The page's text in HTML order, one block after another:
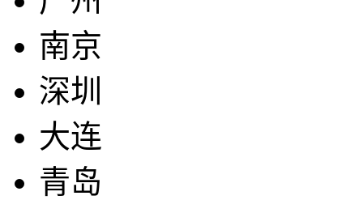
南京
深圳
大连
青岛